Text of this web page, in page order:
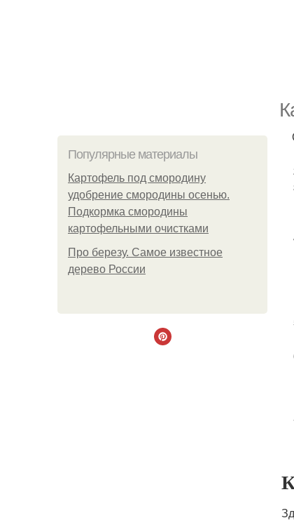
Популярные материалы
Картофель под смородину
удобрение смородины осенью.
Подкормка смородины
картофельными очистками
Про березу. Самое известное
дерево России